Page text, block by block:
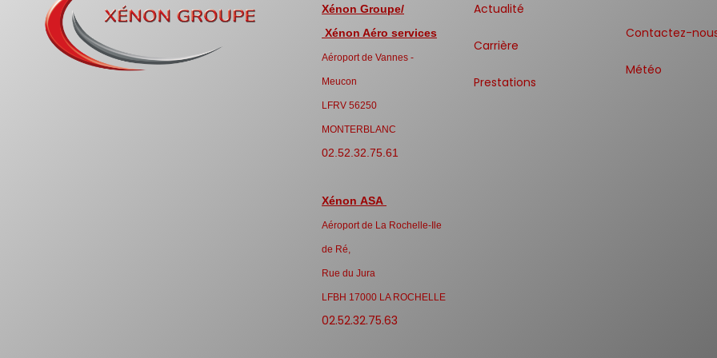
Xénon Groupe/
Xénon Aéro services
Aéroport de Vannes -
Meucon
LFRV 56250
MONTERBLANC
02.52.32.75.61
Xénon ASA
Aéroport de La Rochelle-Ile
de Ré,
Rue du Jura
LFBH 17000 LA ROCHELLE
02.52.32.75.63
Actualité
Carrière
Prestations
Contactez-
Météo